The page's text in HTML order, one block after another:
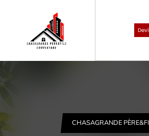
CHASAGRANDE